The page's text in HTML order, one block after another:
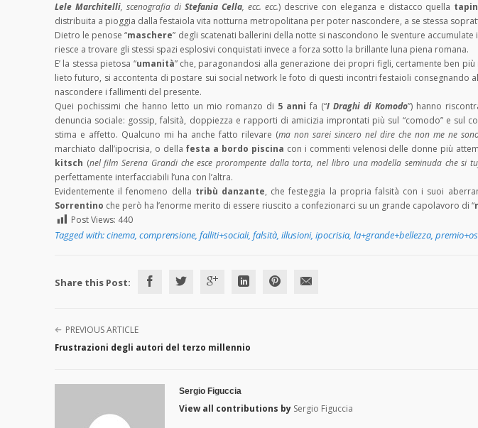
Lele Marchitelli, scenografia di Stefania Cella, ecc. ecc.) descrive con eleganza e distacco quella
distribuita a pioggia dalla festaiola vita notturna metropolitana per poter nascondere, a se stessa
Dietro le penose “maschere” degli scatenati ballerini della notte si nascondono le sventure
riesce a trovare gli stessi spazi esplosivi conquistati invece a forza sotto la brillante luna piena romana.
E’ la stessa pietosa “umanità” che, paragonandosi alla generazione dei propri figli, certamente ben
lieto futuro, si accontenta di postare sui social network le foto di questi incontri festaioli consegnando
nascondere i fallimenti del presente.
Quei pochissimi che hanno letto un mio romanzo di 5 anni fa (“I Draghi di Komodo”) hanno
denuncia sociale: gossip, falsità, doppiezza e rapporti di amicizia improntati più sul “comodo” e sul
stima e affetto. Qualcuno mi ha anche fatto rilevare (ma non sarei sincero nel dire che non me ne
marchiato dall’ipocrisia, o della festa a bordo piscina con i commenti velenosi delle donne più
kitsch (nel film Serena Grandi che esce prorompente dalla torta, nel libro una modella seminuda che si
perfettamente interfacciabili l’una con l’altra.
Evidentemente il fenomeno della tribù danzante, che festeggia la propria falsità con i suoi
Sorrentino che però ha l’enorme merito di essere riuscito a confezionarci su un grande capolavoro di “
Post Views: 440
Tagged with:cinema, comprensione, falliti+sociali, falsità, illusioni, ipocrisia, la+grande+bellezza,
Share this Post:
PREVIOUS ARTICLE
Frustrazioni degli autori del terzo millennio
Sergio Figuccia
View all contributions by Sergio Figuccia